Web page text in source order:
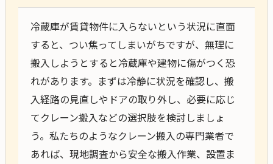
冷蔵庫が賃貸物件に入らないという状況に直面
すると、つい焦ってしまいがちですが、無理に
搬入しようとすると冷蔵庫や建物に傷がつく恐
れがあります。まずは冷静に状況を確認し、搬
入経路の見直しやドアの取り外し、必要に応じ
てクレーン搬入などの選択肢を検討しましょ
う。私たちのようなクレーン搬入の専門業者で
あれば、現地調査から安全な搬入作業、設置ま